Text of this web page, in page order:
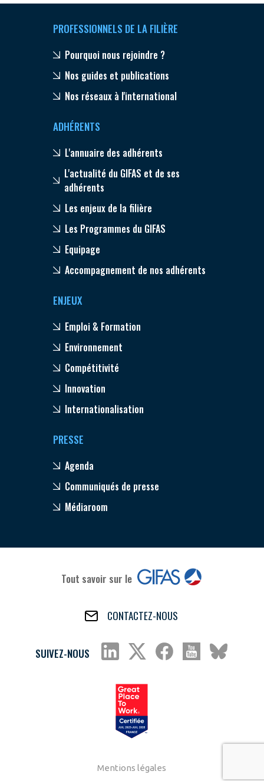
PROFESSIONNELS DE LA FILIÈRE
Pourquoi nous rejoindre ?
Nos guides et publications
Nos réseaux à l'international
ADHÉRENTS
L'annuaire des adhérents
L'actualité du GIFAS et de ses
adhérents
Les enjeux de la filière
Les Programmes du GIFAS
Equipage
Accompagnement de nos adhérents
ENJEUX
Emploi & Formation
Environnement
Compétitivité
Innovation
Internationalisation
PRESSE
Agenda
Communiqués de presse
Médiaroom
Tout savoir sur le
CONTACTEZ-NOUS
SUIVEZ-NOUS
Mentions légales